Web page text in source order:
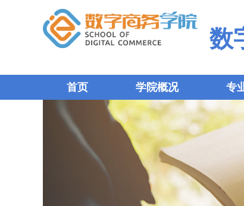
数
首页 学院概况 专